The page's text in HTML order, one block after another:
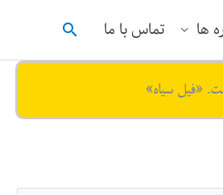
ها تماس با ما جستجو
«فیل سیاه»